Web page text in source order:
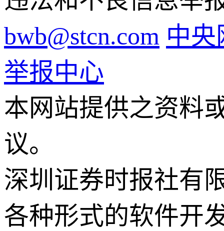
bwb@stcn.com 中
举报中心
本网站提供之资料
议。
深圳证券时报社有
各种形式的软件开